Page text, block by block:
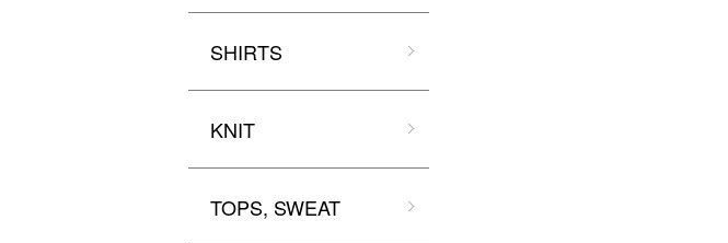
SHIRTS
KNIT
TOPS, SWEAT